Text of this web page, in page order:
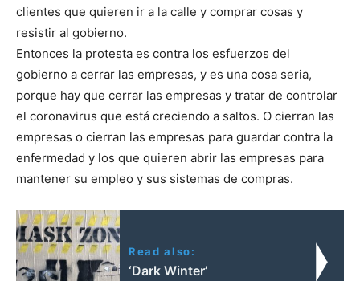
clientes que quieren ir a la calle y comprar cosas y
resistir al gobierno.
Entonces la protesta es contra los esfuerzos del
gobierno a cerrar las empresas, y es una cosa seria,
porque hay que cerrar las empresas y tratar de controlar
el coronavirus que está creciendo a saltos. O cierran las
empresas o cierran las empresas para guardar contra la
enfermedad y los que quieren abrir las empresas para
mantener su empleo y sus sistemas de compras.
Read also:
‘Dark Winter’